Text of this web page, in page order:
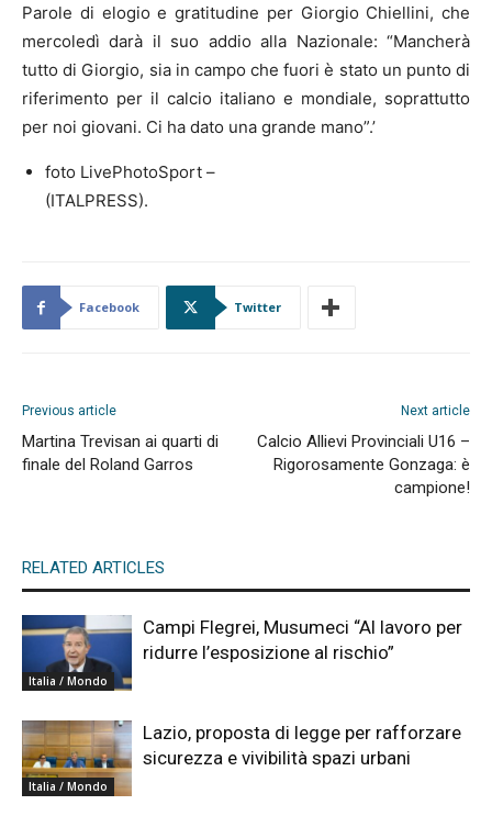
Parole di elogio e gratitudine per Giorgio Chiellini, che
mercoledì darà il suo addio alla Nazionale: “Mancherà
tutto di Giorgio, sia in campo che fuori è stato un punto di
riferimento per il calcio italiano e mondiale, soprattutto
per noi giovani. Ci ha dato una grande mano”.’
foto LivePhotoSport –
(ITALPRESS).
Facebook Twitter
Previous article
Martina Trevisan ai quarti di
finale del Roland Garros
Next article
Calcio Allievi Provinciali U16 –
Rigorosamente Gonzaga: è
campione!
RELATED ARTICLES
Italia / Mondo
Campi Flegrei, Musumeci “Al lavoro per
ridurre l’esposizione al rischio”
Italia / Mondo
Lazio, proposta di legge per rafforzare
sicurezza e vivibilità spazi urbani